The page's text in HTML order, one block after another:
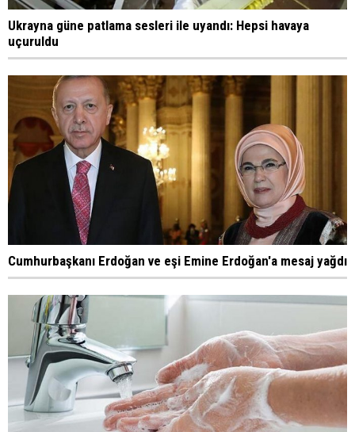
Ukrayna güne patlama sesleri ile uyandı: Hepsi havaya
uçuruldu
Cumhurbaşkanı Erdoğan ve eşi Emine Erdoğan'a mesaj yağdı